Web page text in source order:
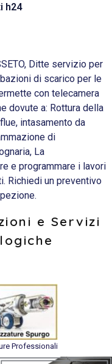
h24
Ditte servizio per
di scarico per le
con telecamera
dovute a: Rottura della
intasamento da
di
La
e programmare i lavori
Richiedi un preventivo
e Servizi
Professionali